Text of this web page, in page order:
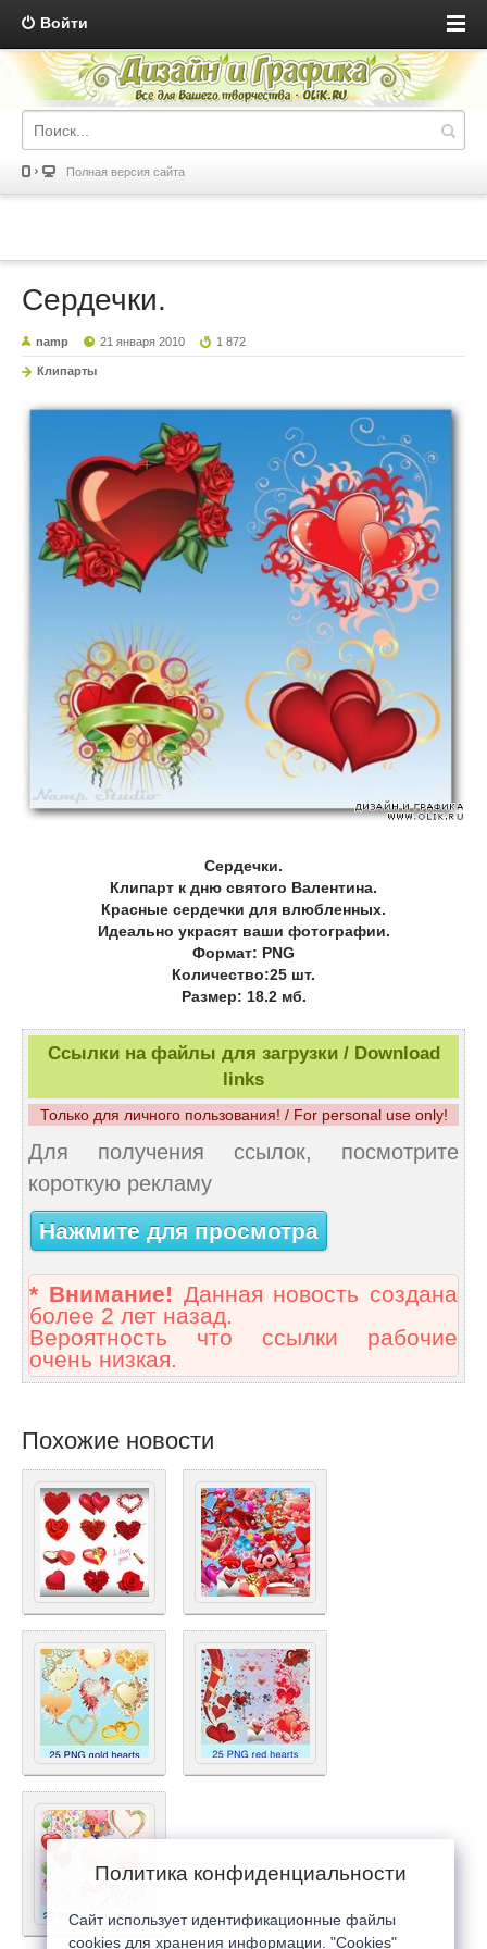
Войти
Полная версия сайта
Сердечки.
namp 21 января 2010 1 872
Клипарты
Сердечки.
Клипарт к дню святого Валентина.
Красные сердечки для влюбленных.
Идеально украсят ваши фотографии.
Формат: PNG
Количество:25 шт.
Размер: 18.2 мб.
Ссылки на файлы для загрузки / Download
links
Только для личного пользования! / For personal use only!
Для получения ссылок, посмотрите
короткую рекламу
Нажмите для просмотра
* Внимание! Данная новость создана
более 2 лет назад.
Вероятность что ссылки рабочие
очень низкая.
Похожие новости
Политика конфиденциальности
Сайт использует идентификационные файлы
cookies для хранения информации. "Cookies"